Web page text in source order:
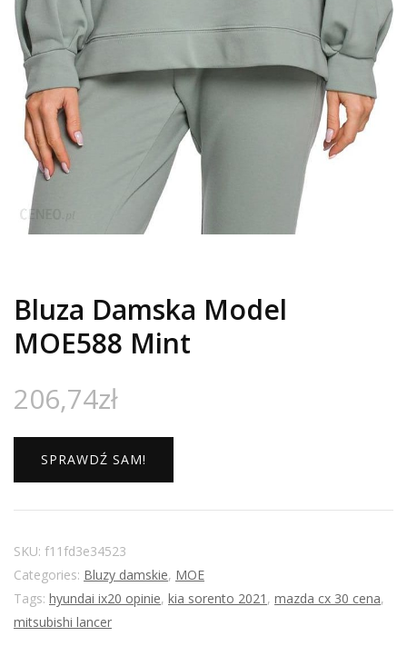
Bluza Damska Model
MOE588 Mint
206,74zł
SPRAWDŹ SAM!
SKU: f11fd3e34523
Categories: Bluzy damskie, MOE
Tags: hyundai ix20 opinie, kia sorento 2021 , mazda cx 30 cena,
mitsubishi lancer